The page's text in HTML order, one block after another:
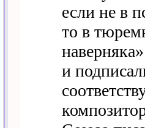
если не в
то в
и